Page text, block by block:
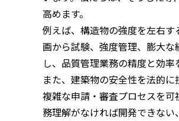
高めます。
例えば、構造物の強度を左右
画から試験、強度管理、膨大
し、品質管理業務の精度と効率
また、建築物の安全性を法的
複雑な申請・審査プロセスを
務理解がなければ開発できな